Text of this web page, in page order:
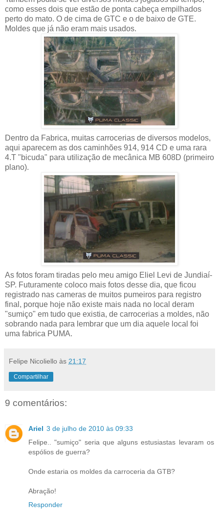
como esses dois que estão de ponta cabeça empilhados
perto do mato. O de cima de GTC e o de baixo de GTE.
Moldes que já não eram mais usados.
Dentro da Fabrica, muitas carrocerias de diversos modelos,
aqui aparecem as dos caminhões 914, 914 CD e uma rara
4.T "bicuda" para utilização de mecânica MB 608D (primeiro
plano).
As fotos foram tiradas pelo meu amigo Eliel Levi de Jundiaí-
SP. Futuramente coloco mais fotos desse dia, que ficou
registrado nas cameras de muitos pumeiros para registro
final, porque hoje não existe mais nada no local deram
"sumiço" em tudo que existia, de carrocerias a moldes, não
sobrando nada para lembrar que um dia aquele local foi
uma fabrica PUMA.
Felipe Nicoliello às 21:17
Compartilhar
9 comentários:
Ariel 3 de julho de 2010 às 09:33
Felipe.. "sumiço" seria que alguns estusiastas levaram os
espólios de guerra?
Onde estaria os moldes da carroceria da GTB?
Abração!
Responder